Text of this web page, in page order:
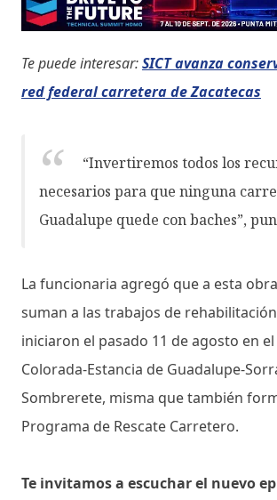
Te puede interesar:SICT avanza
red federal carretera de Zacatecas
“Invertiremos todos los
necesarios para que ninguna
Guadalupe quede con baches”,
La funcionaria agregó que a esta
suman a las trabajos de
iniciaron el pasado 11 de agosto en
Colorada-Estancia de Guadalupe-
Sombrerete, misma que también
Programa de Rescate Carretero.
Te invitamos a escuchar el nuevo